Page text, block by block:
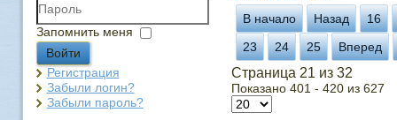
Запомнить меня
Войти
Регистрация
Забыли логин?
Забыли пароль?
В начало Назад
16
23
24 25 Вперед
Страница 21 из 32
Показано 401 - 420 из 627